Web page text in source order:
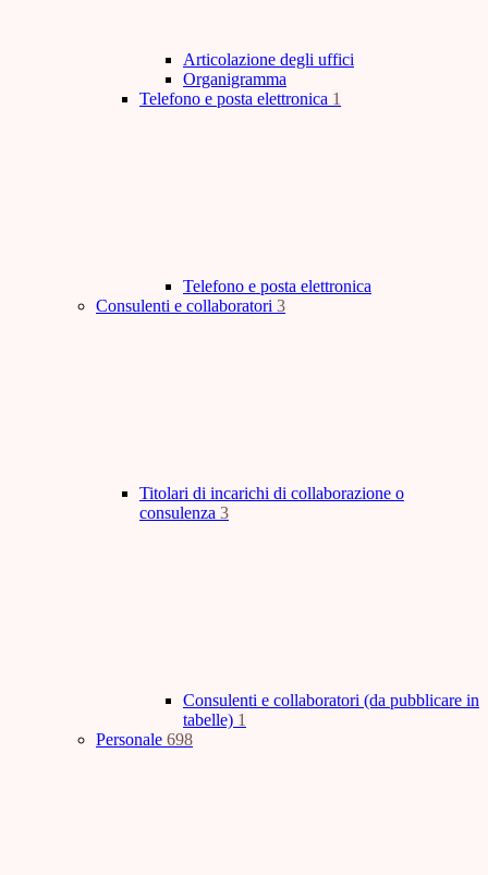
Articolazione degli uffici
Organigramma
Telefono e posta elettronica 1
Telefono e posta elettronica
Consulenti e collaboratori 3
Titolari di incarichi di collaborazione o
consulenza 3
Consulenti e collaboratori (da pubblicare in
tabelle) 1
Personale 698